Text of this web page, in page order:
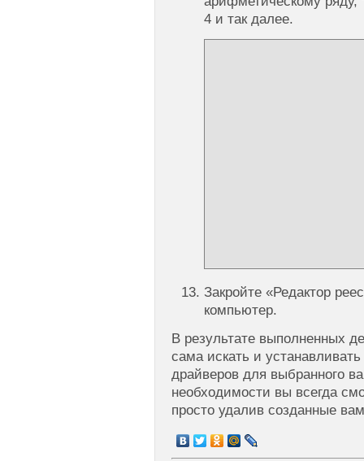
4 и так далее.
Закройте «Редактор
компьютер.
В результате выполненных
сама искать и
драйверов для выбранного
необходимости вы всегда
просто удалив созданные